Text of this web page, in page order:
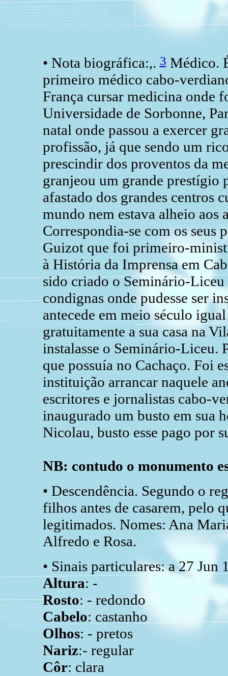
• Nota biográfica:,.3Médico.
primeiro médico cabo-
França cursar medicina onde
Universidade de Sorbonne,
natal onde passou a exercer
profissão, já que sendo um
prescindir dos proventos da
granjeou um grande prestígio
afastado dos grandes centros
mundo nem estava alheio aos
Correspondia-se com os seus
Guizot que foi primeiro-
à História da Imprensa em
sido criado o Seminário-Liceu
condignas onde pudesse ser
antecede em meio século
gratuitamente a sua casa na
instalasse o Seminário-Liceu.
que possuía no Cachaço. Foi
instituição arrancar naquele
escritores e jornalistas cabo-
inaugurado um busto em sua
Nicolau, busto esse pago por
NB: contudo o monumento
• Descendência. Segundo o
filhos antes de casarem, pelo
legitimados. Nomes: Ana
Alfredo e Rosa.
• Sinais particulares: a 27 Jun
Altura: -
Rosto: - redondo
Cabelo: castanho
Olhos: - pretos
Nariz:- regular
Côr: clara